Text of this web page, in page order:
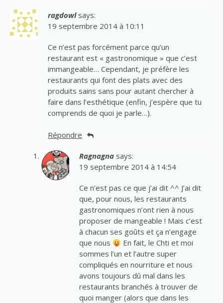
ragdowl says:
19 septembre 2014 à 10:11
Ce n’est pas forcément parce qu’un
restaurant est « gastronomique » que c’est
immangeable… Cependant, je préfère les
restaurants qui font des plats avec des
produits sains sans pour autant chercher à
faire dans l’esthétique (enfin, j’espère que tu
comprends de quoi je parle…).
Répondre
Ragnagna says:
19 septembre 2014 à 14:54
Ce n’est pas ce que j’ai dit ^^ J’ai dit
que, pour nous, les restaurants
gastronomiques n’ont rien à nous
proposer de mangeable ! Mais c’est
à chacun ses goûts et ça n’engage
que nous
En fait, le Chti et moi
sommes l’un et l’autre super
compliqués en nourriture et nous
avons toujours dû mal dans les
restaurants branchés à trouver de
quoi manger (alors que dans les